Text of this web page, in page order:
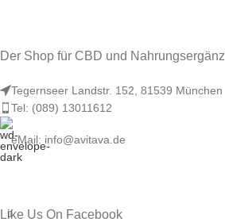
Der Shop für CBD und
Tegernseer Landstr. 152, 81539 München
Tel: (089) 13011612
eMail: info@avitava.de
Like Us On Facebook